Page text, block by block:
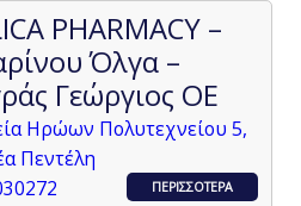
PHARMACY –
Όλγα –
Γεώργιος ΟΕ
Ηρώων Πολυτεχνείου 5,
Πεντέλη
ΠΕΡΙΣΣΟΤΕΡΑ